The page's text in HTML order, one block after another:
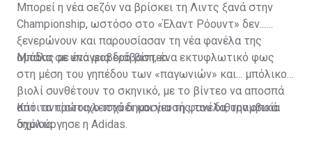
Μπορεί η νέα σεζόν να βρίσκει τη Λιντς ξανά στην
Championship, ωστόσο στο «Έλαντ Ρόουντ» δεν...
ξενερώνουν και παρουσίασαν τη νέα φανέλα της
ομάδας με ένα φοβερό βίντεο.
Μπάλα σε υπόγεια διάβαση, ένα εκτυφλωτικό φως
στη μέση του γηπέδου των «παγωνιών» και... μπόλικο
βιολί συνθέτουν το σκηνικό, με το βίντεο να αποσπά
από τα πρώτα λεπτά δημοσίευσής του διθυραμβικά
σχόλια.
Κάτι αντίστοιχο ισχύει και για τη φανέλα, την οποία
δημιούργησε η Adidas.